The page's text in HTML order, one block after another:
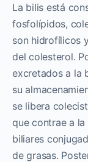
La bilis está
fosfolípidos,
son hidrofílicos
del colesterol.
excretados a la
su
se libera
que contrae a
biliares
de grasas.